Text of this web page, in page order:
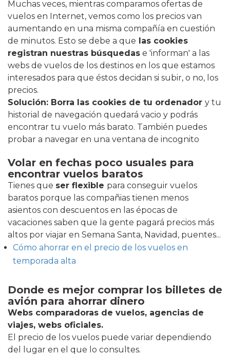
Muchas veces, mientras comparamos ofertas de
vuelos en Internet, vemos como los precios van
aumentando en una misma compañía en cuestión
de minutos. Esto se debe a que las cookies
registran nuestras búsquedas e 'informan' a las
webs de vuelos de los destinos en los que estamos
interesados para que éstos decidan si subir, o no, los
precios.
Solución: Borra las cookies de tu ordenador y tu
historial de navegación quedará vacio y podrás
encontrar tu vuelo más barato. También puedes
probar a navegar en una ventana de incognito
Volar en fechas poco usuales para
encontrar vuelos baratos
Tienes que ser flexible para conseguir vuelos
baratos porque las compañias tienen menos
asientos con descuentos en las épocas de
vacaciones saben que la gente pagará precios más
altos por viajar en Semana Santa, Navidad, puentes...
Cómo ahorrar en el precio de los vuelos en
temporada alta
Donde es mejor comprar los billetes de
avión para ahorrar dinero
Webs comparadoras de vuelos, agencias de
viajes, webs oficiales.
El precio de los vuelos puede variar dependiendo
del lugar en el que lo consultes.